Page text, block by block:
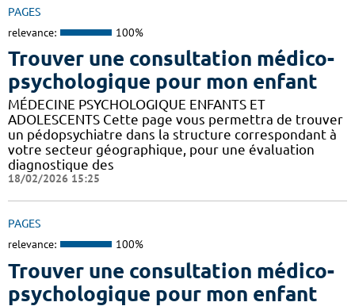
PAGES
relevance: 100%
Trouver une consultation médico-
psychologique pour mon enfant
MÉDECINE PSYCHOLOGIQUE ENFANTS ET
ADOLESCENTS Cette page vous permettra de trouver
un pédopsychiatre dans la structure correspondant à
votre secteur géographique, pour une évaluation
diagnostique des
18/02/2026 15:25
PAGES
relevance: 100%
Trouver une consultation médico-
psychologique pour mon enfant